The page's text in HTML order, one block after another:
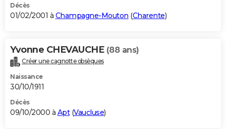
Décès
01/02/2001 à Champagne-Mouton (Charente)
Yvonne CHEVAUCHE (88 ans)
Créer une cagnotte obsèques
Naissance
30/10/1911
Décès
09/10/2000 à Apt(Vaucluse)